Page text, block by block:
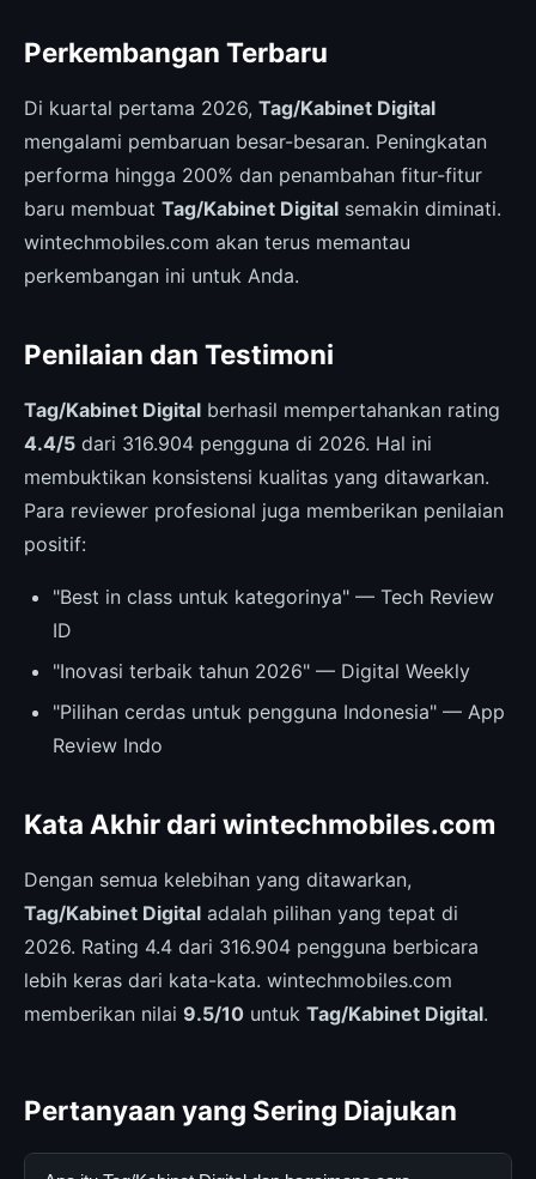
Perkembangan Terbaru
Di kuartal pertama 2026, Tag/Kabinet Digital
mengalami pembaruan besar-besaran. Peningkatan
performa hingga 200% dan penambahan fitur-fitur
baru membuat Tag/Kabinet Digital semakin diminati.
wintechmobiles.com akan terus memantau
perkembangan ini untuk Anda.
Penilaian dan Testimoni
Tag/Kabinet Digital berhasil mempertahankan rating
4.4/5 dari 316.904 pengguna di 2026. Hal ini
membuktikan konsistensi kualitas yang ditawarkan.
Para reviewer profesional juga memberikan penilaian
positif:
"Best in class untuk kategorinya" — Tech Review
ID
"Inovasi terbaik tahun 2026" — Digital Weekly
"Pilihan cerdas untuk pengguna Indonesia" — App
Review Indo
Kata Akhir dari wintechmobiles.com
Dengan semua kelebihan yang ditawarkan,
Tag/Kabinet Digital adalah pilihan yang tepat di
2026. Rating 4.4 dari 316.904 pengguna berbicara
lebih keras dari kata-kata. wintechmobiles.com
memberikan nilai 9.5/10 untuk Tag/Kabinet Digital.
Pertanyaan yang Sering Diajukan